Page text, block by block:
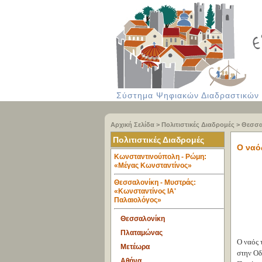
Σύστημα Ψηφιακών Διαδραστικών
Αρχική Σελίδα> Πολιτιστικές Διαδρομές >
Πολιτιστικές Διαδρομές
Κωνσταντινούπολη - Ρώμη:
«Μέγας Κωνσταντίνος»
Θεσσαλονίκη - Μυστράς:
«Κωνσταντίνος ΙΑ'
Παλαιολόγος»
Θεσσαλονίκη
Πλαταμώνας
Μετέωρα
Ο
Ο ναός
στην